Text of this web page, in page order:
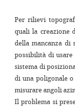
Per rilievi
quali la creazione
della mancanza di
possibilità di usare
sistema di
di una poligonale
misurare angoli
Il problema si